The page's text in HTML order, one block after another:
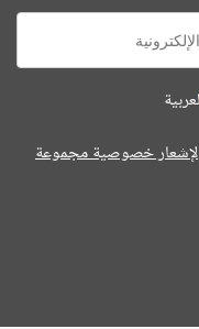
لإشعار خصوصية مجموعة